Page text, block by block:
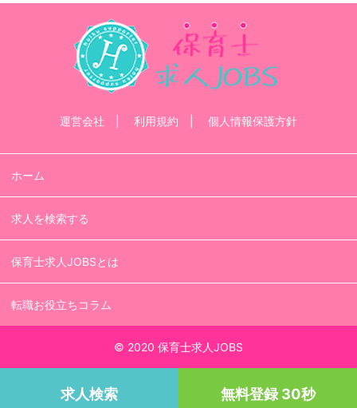
運営会社 利用規約 個人情報保護方針
ホーム
求人を検索する
保育士求人JOBSとは
転職お役立ちコラム
© 2020 保育士求人JOBS
求人検索 無料登録 30秒